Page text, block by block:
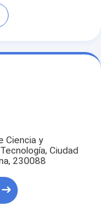
Ciencia y
Ciudad
230088